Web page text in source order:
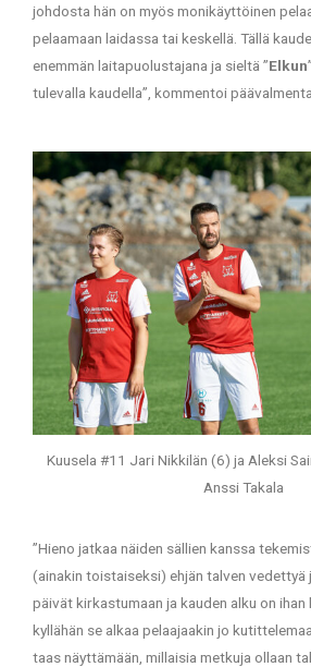
johdosta hän on myös monikäyttöinen
pelaamaan laidassa tai keskellä. Tällä
enemmän laitapuolustajana ja sieltä ”Elkun
tulevalla kaudella”, kommentoi
Kuusela #11 Jari Nikkilän (6) ja Aleksi
Anssi Takala
”Hieno jatkaa näiden sällien kanssa
(ainakin toistaiseksi) ehjän talven vedettyä
päivät kirkastumaan ja kauden alku on ihan
kyllähän se alkaa pelaajaakin jo
taas näyttämään, millaisia metkuja ollaan